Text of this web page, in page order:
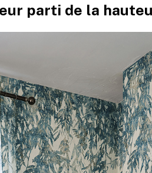
parti de la